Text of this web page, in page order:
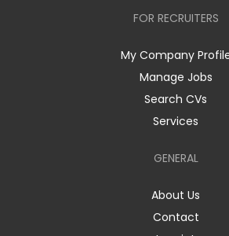
FOR RECRUITERS
My Company
Manage Jobs
Search CVs
Services
GENERAL
About Us
Contact